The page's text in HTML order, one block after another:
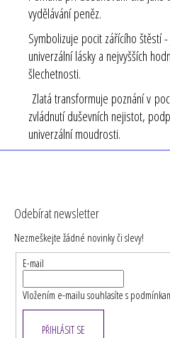
vydělávání peněz.
Symbolizuje pocit zářícího štěstí
univerzální lásky a nejvyšších
šlechetnosti.
Zlatá transformuje poznání v
zvládnutí duševních nejistot,
univerzální moudrosti.
Odebírat newsletter
Nezmeškejte žádné novinky či slevy!
E-mail
Vložením e-mailu souhlasíte s
PŘIHLÁSIT SE